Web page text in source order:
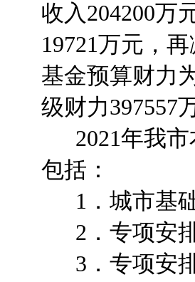
收入204200万
19721万元，
基金预算财力
级财力397557
2021年我市
包括：
1．城市基础
2．专项安排
3．专项安排